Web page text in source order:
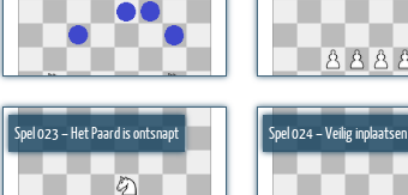
Spel 023 – Het Paard is ontsnapt Spel 024 – Veilig inplaatsen